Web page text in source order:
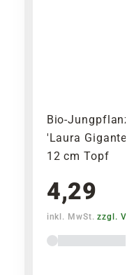
Bio-
'Laura Gigante
12 cm Topf
4,29
inkl. MwSt.zzgl.